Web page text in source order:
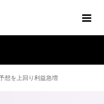
想を上回り利益急増